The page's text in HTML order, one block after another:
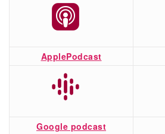
ApplePodcast
Google podcast